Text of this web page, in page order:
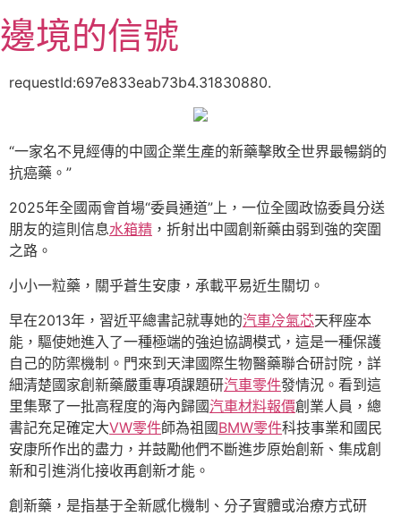
至
主
邊境的信號
requestId:697e833eab73b4.31830880.
“一家名不見經傳的中國企業生產的新藥擊敗全世界最暢銷的
抗癌藥。”
2025年全國兩會首場“委員通道”上，一位全國政協委員分送
朋友的這則信息水箱精 ，折射出中國創新藥由弱到強的突圍
之路。
小小一粒藥，關乎蒼生安康，承載平易近生關切。
早在2013年，習近平總書記就專她的汽車冷氣芯天秤座本
能，驅使她進入了一種極端的強迫協調模式，這是一種保護
自己的防禦機制。門來到天津國際生物醫藥聯合研討院，詳
細清楚國家創新藥嚴重專項課題研汽車零件發情況。看到這
里集聚了一批高程度的海內歸國汽車材料報價創業人員，總
書記充足確定大VW零件師為祖國BMW零件科技事業和國民
安康所作出的盡力，并鼓勵他們不斷進步原始創新、集成創
新和引進消化接收再創新才能。
創新藥，是指基于全新感化機制、分子實體或治療方式研